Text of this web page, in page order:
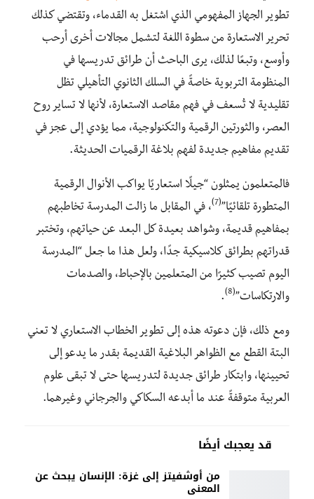
تطوير الجهاز المفهومي الذي اشتغل به القدماء، وتقتضي كذلك
تحرير الاستعارة من سطوة اللغة لتشمل مجالات أخرى أرحب
وأوسع، وتبعًا لذلك، يرى الباحث أن طرائق تدريسها في
المنظومة التربوية خاصةً في السلك الثانوي التأهيلي تظل
تقليدية لا تُسعف في فهم مقاصد الاستعارة، لأنها لا تساير روح
العصر، والثورتين الرقمية والتكنولوجية، مما يؤدي إلى عجز في
تقديم مفاهيم جديدة لفهم بلاغة الرقميات الحديثة.
فالمتعلمون يمثلون “جيلًا استعاريًا يواكب الأنوال الرقمية
المتطورة تلقائيًا”(7)
، في المقابل ما زالت المدرسة تخاطبهم
بمفاهيم قديمة، وشواهد بعيدة كل البعد عن حياتهم، وتختبر
قدراتهم بطرائق كلاسيكية جدًا، ولعل هذا ما جعل “المدرسة
اليوم تصيب كثيرًا من المتعلمين بالإحباط، والصدمات
والارتكاسات”(8)
.
ومع ذلك، فإن دعوته هذه إلى تطوير الخطاب الاستعاري لا تعني
البتة القطع مع الظواهر البلاغية القديمة بقدر ما يدعو إلى
تحيينها، وابتكار طرائق جديدة لتدريسها حتى لا تبقى علوم
العربية متوقفةً عند ما أبدعه السكاكي والجرجاني وغيرهما.
قد يعجبك أيضًا
من أوشفيتز إلى غزة: الإنسان يبحث عن
المعنى